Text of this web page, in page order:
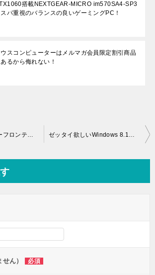
搭載NEXTGEAR-MICRO im570SA4-SP3
スパ重視のバランスの良いゲーミングPC！
ウスコンピューターはメルマガ会員限定割引商品
あるから侮れない！
モンスターハンターフロンティアＧ推奨ＰＣ 購入特典（アイテム付き） ゼッタイ欲しいWindows 8.1液晶ディスプレイ対応デスクトップ
せん） 必須